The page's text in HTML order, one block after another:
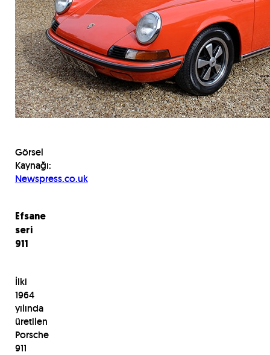
Görsel
Kaynağı:
Newspress.co.uk
Efsane
seri
911
İlki
1964
yılında
üretilen
Porsche
911